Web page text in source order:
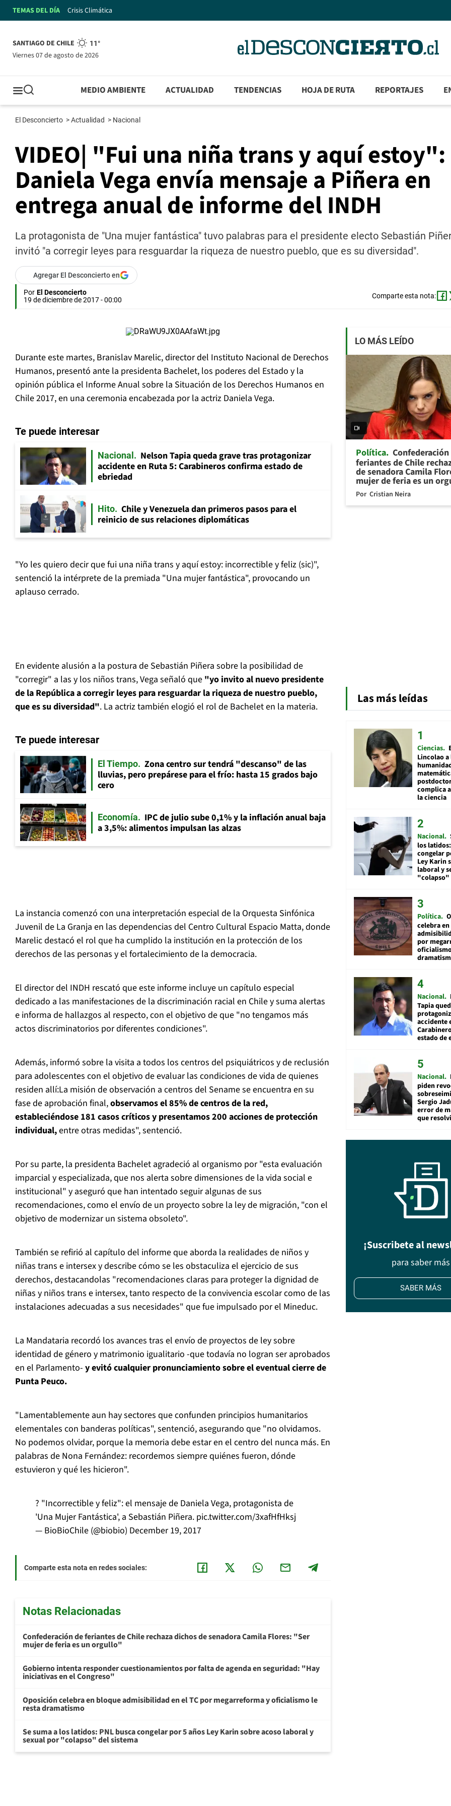
TEMAS DEL DÍA Crisis Climática
SANTIAGO DE CHILE 11°
viernes 07 de agosto de 2026
MEDIO AMBIENTE ACTUALIDAD TENDENCIAS HOJA DE RUTA REPORTAJES
El Desconcierto >Actualidad > Nacional
VIDEO| "Fui una niña trans y aquí estoy":
Daniela Vega envía mensaje a Piñera en
entrega anual de informe del INDH
La protagonista de "Una mujer fantástica" tuvo palabras para el presidente electo Sebastián
invitó "a corregir leyes para resguardar la riqueza de nuestro pueblo, que es su diversidad".
Agregar El Desconcierto en
Por El Desconcierto
19 de diciembre de 2017 - 00:00
Comparte esta nota:
Durante este martes, Branislav Marelic, director del Instituto Nacional de Derechos
Humanos, presentó ante la presidenta Bachelet, los poderes del Estado y la
opinión pública el Informe Anual sobre la Situación de los Derechos Humanos en
Chile 2017, en una ceremonia encabezada por la actriz Daniela Vega.
Te puede interesar
Nacional
Nelson Tapia queda grave tras protagonizar
accidente en Ruta 5: Carabineros confirma estado de
ebriedad
Hito
Chile y Venezuela dan primeros pasos para el
reinicio de sus relaciones diplomáticas
"Yo les quiero decir que fui una niña trans y aquí estoy: incorrectible y feliz (sic)",
sentenció la intérprete de la premiada "Una mujer fantástica", provocando un
aplauso cerrado.
En evidente alusión a la postura de Sebastián Piñera sobre la posibilidad de
"corregir" a las y los niños trans, Vega señaló que "yo invito al nuevo presidente
de la República a corregir leyes para resguardar la riqueza de nuestro pueblo,
que es su diversidad". La actriz también elogió el rol de Bachelet en la materia.
Te puede interesar
El Tiempo
Zona centro sur tendrá "descanso" de las
lluvias, pero prepárese para el frío: hasta 15 grados bajo
cero
Economía
IPC de julio sube 0,1% y la inflación anual baja
a 3,5%: alimentos impulsan las alzas
La instancia comenzó con una interpretación especial de la Orquesta Sinfónica
Juvenil de La Granja en las dependencias del Centro Cultural Espacio Matta, donde
Marelic destacó el rol que ha cumplido la institución en la protección de los
derechos de las personas y el fortalecimiento de la democracia.
El director del INDH rescató que este informe incluye un capítulo especial
dedicado a las manifestaciones de la discriminación racial en Chile y suma alertas
e informa de hallazgos al respecto, con el objetivo de que "no tengamos más
actos discriminatorios por diferentes condiciones".
Además, informó sobre la visita a todos los centros del psiquiátricos y de reclusión
para adolescentes con el objetivo de evaluar las condiciones de vida de quienes
residen allí:La misión de observación a centros del Sename se encuentra en su
fase de aprobación final,observamos el 85% de centros de la red,
estableciéndose 181 casos críticos y presentamos 200 acciones de protección
individual,entre otras medidas", sentenció.
Por su parte, la presidenta Bachelet agradeció al organismo por "esta evaluación
imparcial y especializada, que nos alerta sobre dimensiones de la vida social e
institucional" y aseguró que han intentado seguir algunas de sus
recomendaciones, como el envío de un proyecto sobre la ley de migración, "con el
objetivo de modernizar un sistema obsoleto".
También se refirió al capítulo del informe que aborda la realidades de niños y
niñas trans e intersex y describe cómo se les obstaculiza el ejercicio de sus
derechos, destacandolas "recomendaciones claras para proteger la dignidad de
niñas y niños trans e intersex, tanto respecto de la convivencia escolar como de las
instalaciones adecuadas a sus necesidades" que fue impulsado por el Mineduc.
La Mandataria recordó los avances tras el envío de proyectos de ley sobre
identidad de género y matrimonio igualitario -que todavía no logran ser aprobados
en el Parlamento- y evitó cualquier pronunciamiento sobre el eventual cierre de
Punta Peuco.
"Lamentablemente aun hay sectores que confunden principios humanitarios
elementales con banderas políticas", sentenció, asegurando que "no olvidamos.
No podemos olvidar, porque la memoria debe estar en el centro del nunca más. En
palabras de Nona Fernández: recordemos siempre quiénes fueron, dónde
estuvieron y qué les hicieron".
? "Incorrectible y feliz": el mensaje de Daniela Vega, protagonista de
'Una Mujer Fantástica', a Sebastián Piñera. pic.twitter.com/3xafHfHksj
— BioBioChile (@biobio) December 19, 2017
Comparte esta nota en redes sociales:
Notas Relacionadas
Confederación de feriantes de Chile rechaza dichos de senadora Camila Flores: "Ser
mujer de feria es un orgullo"
Gobierno intenta responder cuestionamientos por falta de agenda en seguridad: "Hay
iniciativas en el Congreso"
Oposición celebra en bloque admisibilidad en el TC por megarreforma y oficialismo le
resta dramatismo
Se suma a los latidos: PNL busca congelar por 5 años Ley Karin sobre acoso laboral y
sexual por "colapso" del sistema
LO MÁS LEÍDO
Política Confederación
feriantes de Chile
de senadora Camila
mujer de feria es un
Por Cristian Neira
Las más leídas
Ciencias
Lincolao a
complica
la ciencia
Nacional
los
congelar
Ley Karin
laboral y
"colapso"
Política
celebra
por
Nacional
Tapia
accidente
estado de
Nacional
piden
Sergio
error de
que
¡Suscribete al
para saber más
SABER MÁS